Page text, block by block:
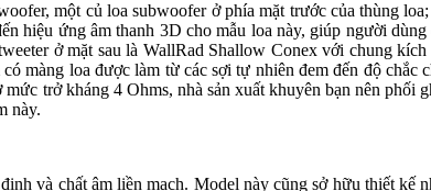
một củ loa subwoofer ở phía mặt trước của thùng
hiệu ứng âm thanh 3D cho mẫu loa này, giúp người
ở mặt sau là WallRad Shallow Conex với chung
loa được làm từ các sợi tự nhiên đem đến độ chắc
trở kháng 4 Ohms, nhà sản xuất khuyên bạn nên phối
này.
và chất âm liền mạch. Model này cũng sở hữu thiết kế